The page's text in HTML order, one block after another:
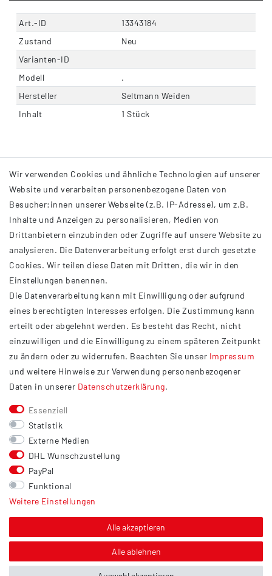
Art.-ID
13343184
Zustand
Neu
Varianten-ID
Modell
.
Hersteller
Seltmann Weiden
Inhalt
1 Stück
INFORMATIONEN
AGB
Impressum
Datenschutzerklärung
Widerrufsrecht
Barrierefreiheit
Service
Kontakt
Versand
Zahlung
Vertrag widerrufen
Sonstiges
Hinweis zur Entsorgung von Altbatterien & Altöl
Über uns
Wir verwenden Cookies und ähnliche Technologien auf unserer
Website und verarbeiten personenbezogene Daten von
Besucher:innen unserer Webseite (z.B. IP-Adresse), um z.B.
Inhalte und Anzeigen zu personalisieren, Medien von
Drittanbietern einzubinden oder Zugriffe auf unsere Website zu
analysieren. Die Datenverarbeitung erfolgt erst durch gesetzte
Cookies. Wir teilen diese Daten mit Dritten, die wir in den
Einstellungen benennen.
Die Datenverarbeitung kann mit Einwilligung oder aufgrund
eines berechtigten Interesses erfolgen. Die Zustimmung kann
erteilt oder abgelehnt werden. Es besteht das Recht, nicht
einzuwilligen und die Einwilligung zu einem späteren Zeitpunkt
zu ändern oder zu widerrufen. Beachten Sie unser Impressum
und weitere Hinweise zur Verwendung personenbezogener
Daten in unserer Daten­schutz­erklärung.
Essenziell
Statistik
Externe Medien
DHL Wunschzustellung
PayPal
Funktional
Weitere Einstellungen
Alle akzeptieren
Alle ablehnen